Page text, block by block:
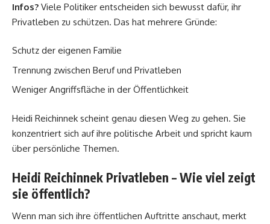
Infos? Viele Politiker entscheiden sich bewusst dafür, ihr
Privatleben zu schützen. Das hat mehrere Gründe:
Schutz der eigenen Familie
Trennung zwischen Beruf und Privatleben
Weniger Angriffsfläche in der Öffentlichkeit
Heidi Reichinnek scheint genau diesen Weg zu gehen. Sie
konzentriert sich auf ihre politische Arbeit und spricht kaum
über persönliche Themen.
Heidi Reichinnek Privatleben – Wie viel zeigt
sie öffentlich?
Wenn man sich ihre öffentlichen Auftritte anschaut, merkt